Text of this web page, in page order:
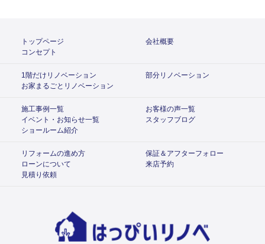
トップページ
会社概要
コンセプト
1階だけリノベーション
部分リノベーション
お家まるごとリノベーション
施工事例一覧
お客様の声一覧
イベント・お知らせ一覧
スタッフブログ
ショールーム紹介
リフォームの進め方
保証＆アフターフォロー
ローンについて
来店予約
見積り依頼